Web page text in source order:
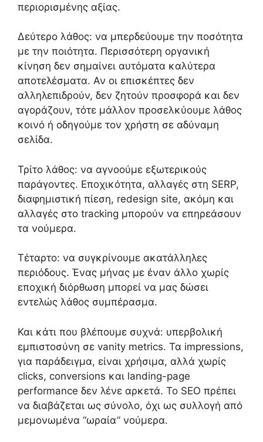
περιορισμένης αξίας.
Δεύτερο λάθος: να μπερδεύουμε την ποσότητα
με την ποιότητα. Περισσότερη οργανική
κίνηση δεν σημαίνει αυτόματα καλύτερα
αποτελέσματα. Αν οι επισκέπτες δεν
αλληλεπιδρούν, δεν ζητούν προσφορά και δεν
αγοράζουν, τότε μάλλον προσελκύουμε λάθος
κοινό ή οδηγούμε τον χρήστη σε αδύναμη
σελίδα.
Τρίτο λάθος: να αγνοούμε εξωτερικούς
παράγοντες. Εποχικότητα, αλλαγές στη SERP,
διαφημιστική πίεση, redesign site, ακόμη και
αλλαγές στο tracking μπορούν να επηρεάσουν
τα νούμερα.
Τέταρτο: να συγκρίνουμε ακατάλληλες
περιόδους. Ένας μήνας με έναν άλλο χωρίς
εποχική διόρθωση μπορεί να μας δώσει
εντελώς λάθος συμπέρασμα.
Και κάτι που βλέπουμε συχνά: υπερβολική
εμπιστοσύνη σε vanity metrics. Τα impressions,
για παράδειγμα, είναι χρήσιμα, αλλά χωρίς
clicks, conversions και landing-page
performance δεν λένε αρκετά. Το SEO πρέπει
να διαβάζεται ως σύνολο, όχι ως συλλογή από
μεμονωμένα “ωραία” νούμερα.